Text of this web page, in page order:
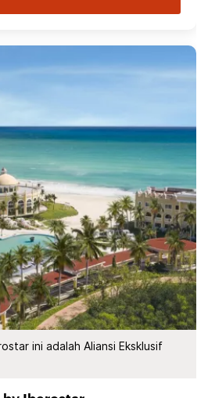
ini adalah Aliansi Eksklusif